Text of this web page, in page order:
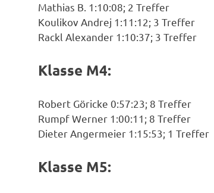
Mathias B. 1:10:08; 2 Treffer
Koulikov Andrej 1:11:12; 3 Treffer
Rackl Alexander 1:10:37; 3 Treffer
Klasse M4:
Robert Göricke 0:57:23; 8 Treffer
Rumpf Werner 1:00:11; 8 Treffer
Dieter Angermeier 1:15:53; 1 Treffer
Klasse M5: